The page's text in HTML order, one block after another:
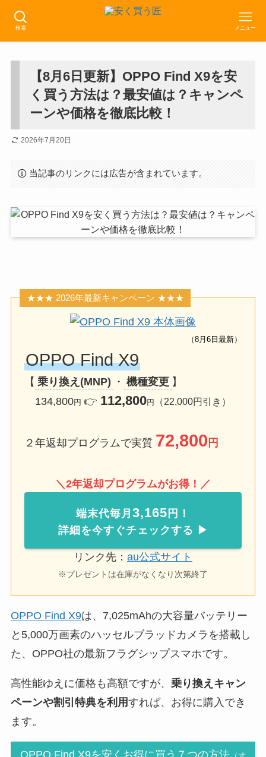
検索 メニュー
【8月6日更新】OPPO Find X9を安
く買う方法は？最安値は？キャンペ
ーンや価格を徹底比較！
2026年7月20日
当記事のリンクには広告が含まれています。
★★★ 2026年最新キャンペーン ★★★
（8月6日最新）
OPPO Find X9
【 乗り換え(MNP) ・ 機種変更 】
134,800円 👉️ 112,800円 （22,000円引き）
２年返却プログラムで実質 72,800 円
＼2年返却プログラムがお得！／
端末代毎月 3,165 円！
詳細を今すぐチェックする ▶
リンク先： au公式サイト
※プレゼントは在庫がなくなり次第終了
OPPO Find X9は、7,025mAhの大容量バッテリー
と5,000万画素のハッセルブラッドカメラを搭載し
た、OPPO社の最新フラグシップスマホです。
高性能ゆえに価格も高額ですが、 乗り換えキャン
ペーンや割引特典を利用すれば、お得に購入でき
ます。
OPPO Find X9を安くお得に買う７つの方法